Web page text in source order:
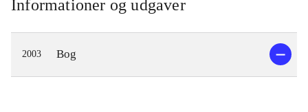
Informationer og udgaver
2003 Bog